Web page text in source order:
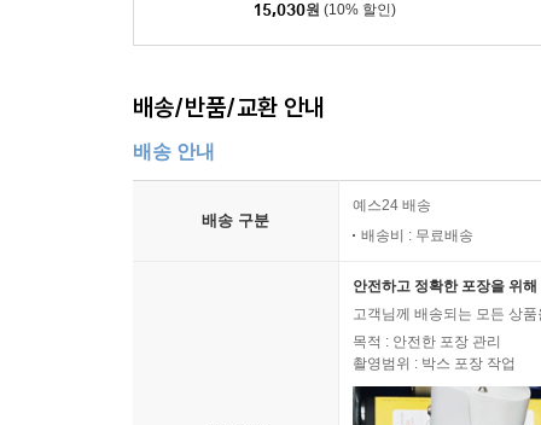
15,030원 (10% 할인)
배송/반품/교환 안내
배송 안내
배송 구분
예스24 배송
배송비 : 무료배송
안전하고 정확한 포장을 위
고객님께 배송되는 모든 상
목적 : 안전한 포장 관리
촬영범위 : 박스 포장 작업